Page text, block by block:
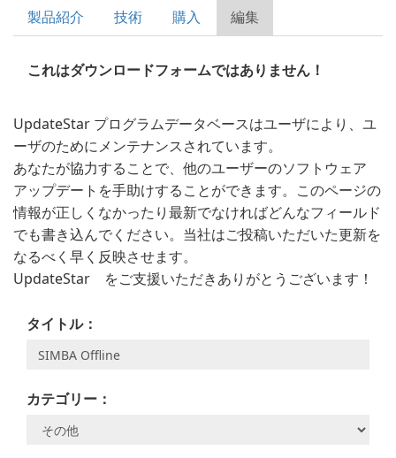
製品紹介 技術 購入 編集
これはダウンロードフォームではありません！
UpdateStar プログラムデータベースはユーザにより、ユ
ーザのためにメンテナンスされています。
あなたが協力することで、他のユーザーのソフトウェア
アップデートを手助けすることができます。このページの
情報が正しくなかったり最新でなければどんなフィールド
でも書き込んでください。当社はご投稿いただいた更新を
なるべく早く反映させます。
UpdateStar をご支援いただきありがとうございます！
タイトル：
カテゴリー：